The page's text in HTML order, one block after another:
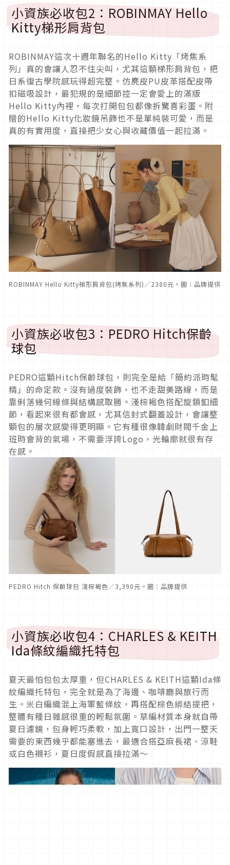
小資族必收包2：ROBINMAY Hello
Kitty梯形肩背包
ROBINMAY這次十週年聯名的Hello Kitty「烤焦系
列」真的會讓人忍不住尖叫，尤其這顆梯形肩背包，把
日系復古學院感玩得超完整。仿麂皮PU皮革搭配皮帶
扣磁吸設計，最犯規的是細節控一定會愛上的滿版
Hello Kitty內裡，每次打開包包都像拆驚喜彩蛋。附
贈的Hello Kitty化妝鏡吊飾也不是單純裝可愛，而是
真的有實用度，直接把少女心與收藏價值一起拉滿。
ROBINMAY Hello Kitty梯形肩背包(烤焦系列)／2380元。圖：品牌提供
小資族必收包3：PEDRO Hitch保齡
球包
PEDRO這顆Hitch保齡球包，則完全是給「簡約派時髦
精」的命定款。沒有過度裝飾，也不走甜美路線，而是
靠俐落幾何線條與結構感取勝。淺棕褐色搭配旋鎖釦細
節，看起來很有都會感，尤其信封式翻蓋設計，會讓整
顆包的層次感變得更明顯。它有種很像韓劇財閥千金上
班時會背的氣場，不需要浮誇Logo，光輪廓就很有存
在感。
PEDRO Hitch 保齡球包 淺棕褐色／3,390元。圖：品牌提供
小資族必收包4：CHARLES & KEITH
Ida條紋編織托特包
夏天最怕包包太厚重，但CHARLES & KEITH這顆Ida條
紋編織托特包，完全就是為了海邊、咖啡廳與旅行而
生。米白編織混上海軍藍條紋，再搭配棕色綁結提把，
整體有種日雜感很重的輕鬆氛圍。草編材質本身就自帶
夏日濾鏡，包身輕巧柔軟，加上寬口設計，出門一整天
需要的東西幾乎都能塞進去，最適合搭亞麻長裙、涼鞋
或白色襯衫，夏日度假感直接拉滿～